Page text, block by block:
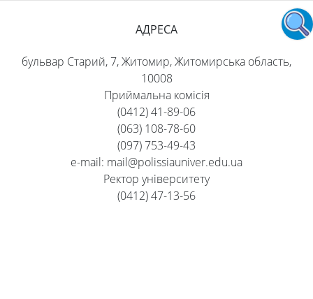
АДРЕСА
бульвар Старий, 7, Житомир, Житомирська область,
10008
Приймальна комісія
(0412) 41-89-06
(063) 108-78-60
(097) 753-49-43
e-mail: mail@polissiauniver.edu.ua
Ректор університету
(0412) 47-13-56